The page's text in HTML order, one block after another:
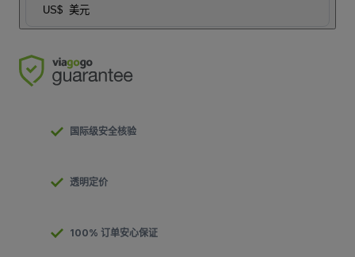
US$ 美元
国际级安全核验
透明定价
100% 订单安心保证